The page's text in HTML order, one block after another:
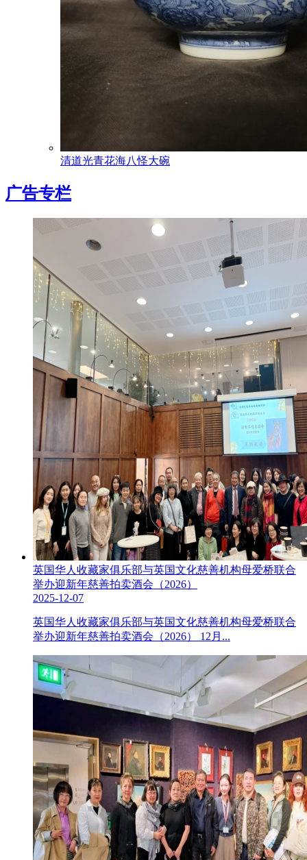
清道光青花海八怪大碗
广告专栏
英国华人收藏家俱乐部与英国文化慈善机构母爱桥联合
举办迎新年慈善拍卖酒会（2026）
2025-12-07
英国华人收藏家俱乐部与英国文化慈善机构母爱桥联合
举办迎新年慈善拍卖酒会（2026） 12月...